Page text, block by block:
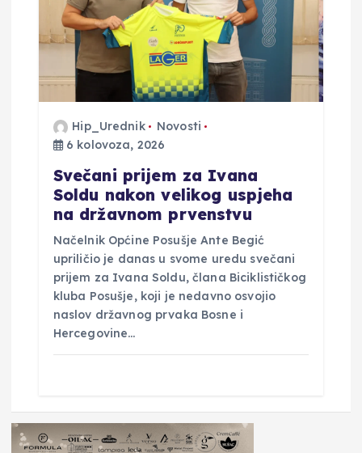
Hip_Urednik
Novosti
6 kolovoza, 2026
Svečani prijem za Ivana
Soldu nakon velikog uspjeha
na državnom prvenstvu
Načelnik Općine Posušje Ante Begić
upriličio je danas u svome uredu svečani
prijem za Ivana Soldu, člana Biciklističkog
kluba Posušje, koji je nedavno osvojio
naslov državnog prvaka Bosne i
Hercegovine…